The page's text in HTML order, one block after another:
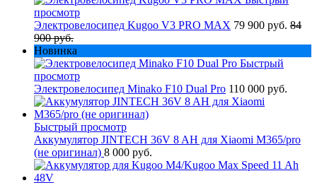
просмотр
Электровелосипед Kugoo V3 PRO MAX 79 900 руб. 84
900 руб.
Новинка
Быстрый
просмотр
Электровелосипед Minako F10 Dual Pro 110 000 руб.
Быстрый просмотр
Аккумулятор JINTECH 36V 8 AH для Xiaomi M365/pro
(не оригинал) 8 000 руб.